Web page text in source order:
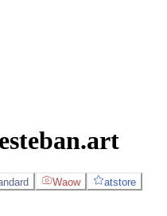
Waow
atstore